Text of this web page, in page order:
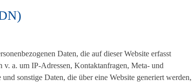
Daten, die auf dieser Website erfasst
v. a. um IP-Adressen, Kontaktanfragen, Meta- und
sonstige Daten, die über eine Website generiert werden,